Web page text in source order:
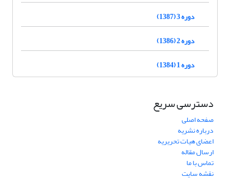
دوره 3 (1387)
دوره 2 (1386)
دوره 1 (1384)
دسترسی سریع
صفحه اصلی
درباره نشریه
اعضای هیات تحریریه
ارسال مقاله
تماس با ما
نقشه سایت